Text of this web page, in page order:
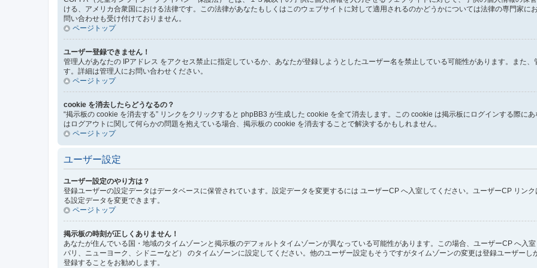
ける、アメリカ合衆国における法律です。この法律があなたもしくはこのウェブサイトに対して適用されるのかどうかについては法律の専門家
問い合わせも受け付けておりません。
ページトップ
ユーザー登録できません！
管理人があなたの IPアドレス をアクセス禁止に指定しているか、あなたが登録しようとしたユーザー名を禁止している可能性があります。また
す。詳細は管理人にお問い合わせください。
ページトップ
cookie を消去したらどうなるの？
“掲示板の cookie を消去する” リンクをクリックすると phpBB3 が生成した cookie を全て消去します。この cookie は掲示板にログインする際に
はログアウトに関して何らかの問題を抱えている場合、掲示板の cookie を消去することで解決するかもしれません。
ページトップ
ユーザー設定
ユーザー設定のやり方は？
登録ユーザーの設定データはデータベースに保管されています。設定データを変更するには ユーザーCP へ入室してください。ユーザーCP リン
る設定データを変更できます。
ページトップ
掲示板の時刻が正しくありません！
あなたが住んでいる国・地域のタイムゾーンと掲示板のデフォルトタイムゾーンが異なっている可能性があります。この場合、ユーザーCP へ入
パリ、ニューヨーク、シドニーなど） のタイムゾーンに設定してください。他のユーザー設定もそうですがタイムゾーンの変更は登録ユーザー
登録することをお勧めします。